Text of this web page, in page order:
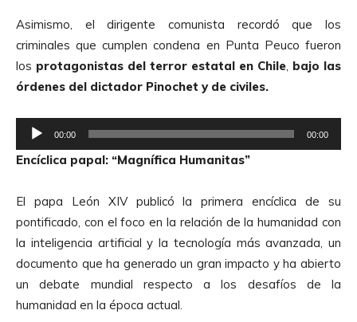
o
Asimismo, el dirigente comunista recordó que los
criminales que cumplen condena en Punta Peuco fueron
los protagonistas del terror estatal en Chile bajo las
órdenes del dictador Pinochet y de civiles.
e
p
o
d
u
c
t
o
00:00 00:00
Encíclica papal: “Magnífica Humanitas”
El papa León XIV publicó la primera encíclica de su
pontificado, con el foco en la relación de la humanidad con
la inteligencia artificial y la tecnología más avanzada, un
documento que ha generado un gran impacto y ha abierto
un debate mundial respecto a los desafíos de la
humanidad en la época actual.